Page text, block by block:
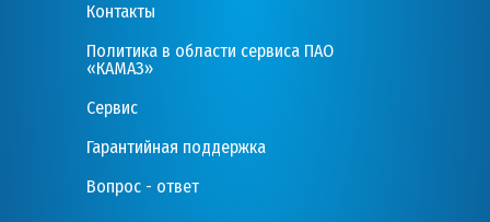
Контакты
Политика в области сервиса ПАО
«КАМАЗ»
Сервис
Гарантийная поддержка
Вопрос - ответ